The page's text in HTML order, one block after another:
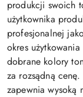
produkcji swoich
użytkownika
profesjonalnej
okres
dobrane kolory
za rozsądną
zapewnia wysoką